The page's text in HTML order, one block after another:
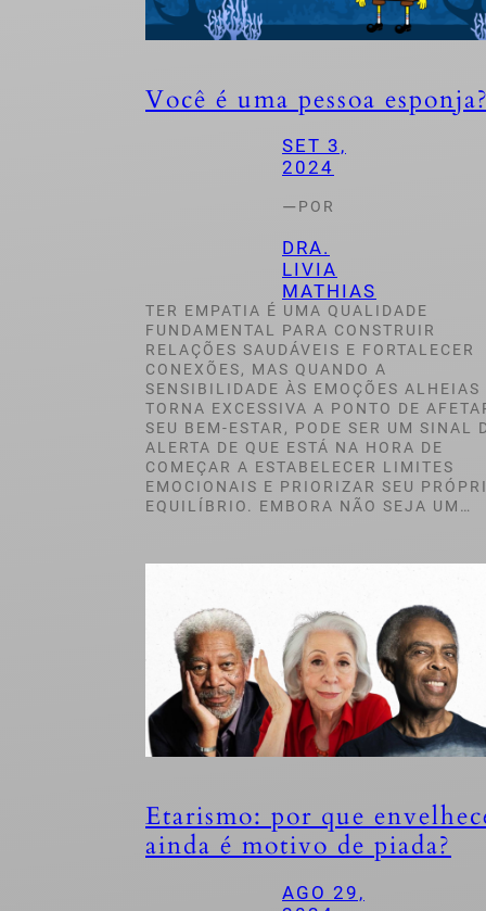
Você é uma pessoa
SET 3,
2024
—POR
DRA.
LIVIA
MATHIAS
TER EMPATIA É UMA QUALIDADE
FUNDAMENTAL PARA CONSTRUIR
RELAÇÕES SAUDÁVEIS E FORTALECER
CONEXÕES, MAS QUANDO A
SENSIBILIDADE ÀS EMOÇÕES ALHEIAS
TORNA EXCESSIVA A PONTO DE
SEU BEM-ESTAR, PODE SER UM SINAL
ALERTA DE QUE ESTÁ NA HORA DE
COMEÇAR A ESTABELECER LIMITES
EMOCIONAIS E PRIORIZAR SEU
EQUILÍBRIO. EMBORA NÃO SEJA UM…
Etarismo: por que
ainda é motivo de piada?
AGO 29,